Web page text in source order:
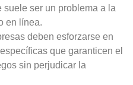
suele ser un problema a la
en línea.
deben esforzarse en
que garanticen el
sin perjudicar la